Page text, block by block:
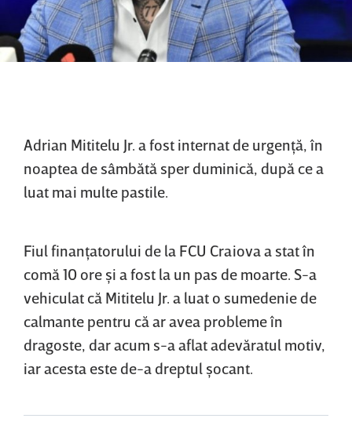
Adrian Mititelu Jr. a fost internat de urgenţă, în
noaptea de sâmbătă sper duminică, după ce a
luat mai multe pastile.
Fiul finanţatorului de la FCU Craiova a stat în
comă 10 ore şi a fost la un pas de moarte. S-a
vehiculat că Mititelu Jr. a luat o sumedenie de
calmante pentru că ar avea probleme în
dragoste, dar acum s-a aflat adevăratul motiv,
iar acesta este de-a dreptul şocant.